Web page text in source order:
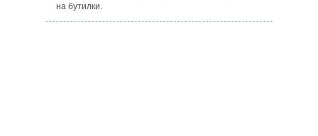
на бутилки.